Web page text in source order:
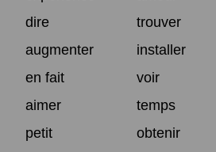
dire
trouver
augmenter
installer
en fait
voir
aimer
temps
petit
obtenir